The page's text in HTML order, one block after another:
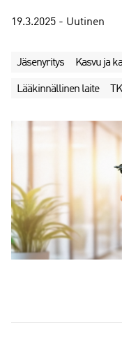
19.3.2025 - Uutinen
Jäsenyritys Kasvu ja
Lääkinnällinen laite TKI
a